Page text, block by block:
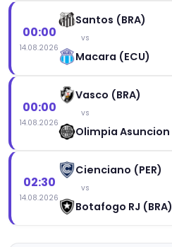
00:00
14.08.2026
Santos (BRA)
vs
Macara (ECU)
00:00
14.08.2026
Vasco (BRA)
vs
Olimpia Asuncion
02:30
14.08.2026
Cienciano (PER)
vs
Botafogo RJ (BRA)